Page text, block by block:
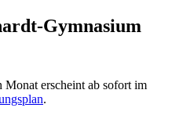
Gymnasium
erscheint ab sofort im
.